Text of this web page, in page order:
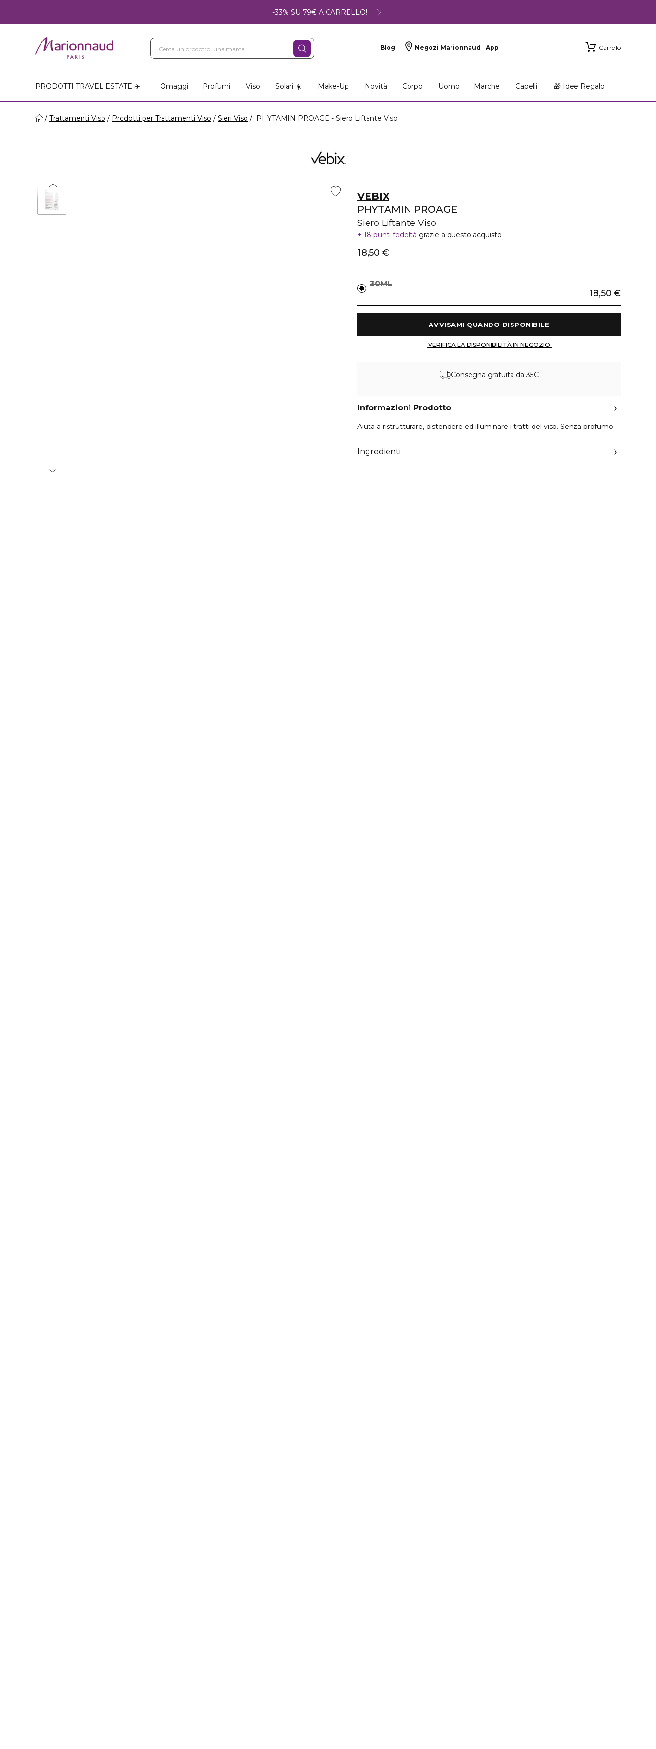
-33% SU 79€ A CARRELLO!
Blog Negozi Marionnaud App Carrello
PRODOTTI TRAVEL ESTATE ✈️
Omaggi Profumi Viso Solari ☀️ Make-Up Novità Corpo Uomo Marche Capelli 🎁 Idee Regalo
Trattamenti Viso Prodotti per Trattamenti Viso Sieri Viso PHYTAMIN PROAGE - Siero Liftante Viso
VEBIX
PHYTAMIN PROAGE
Siero Liftante Viso
18 punti fedeltà grazie a questo acquisto
18,50 €
30ML
18,50 €
Consegna gratuita da 35€
Informazioni Prodotto
Aiuta a ristrutturare, distendere ed illuminare i tratti del viso. Senza profumo.
Ingredienti